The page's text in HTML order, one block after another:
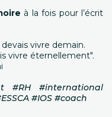
à la fois pour l’écrit
vivre demain.
vivre éternellement".
#RH #international
#IOS #coach